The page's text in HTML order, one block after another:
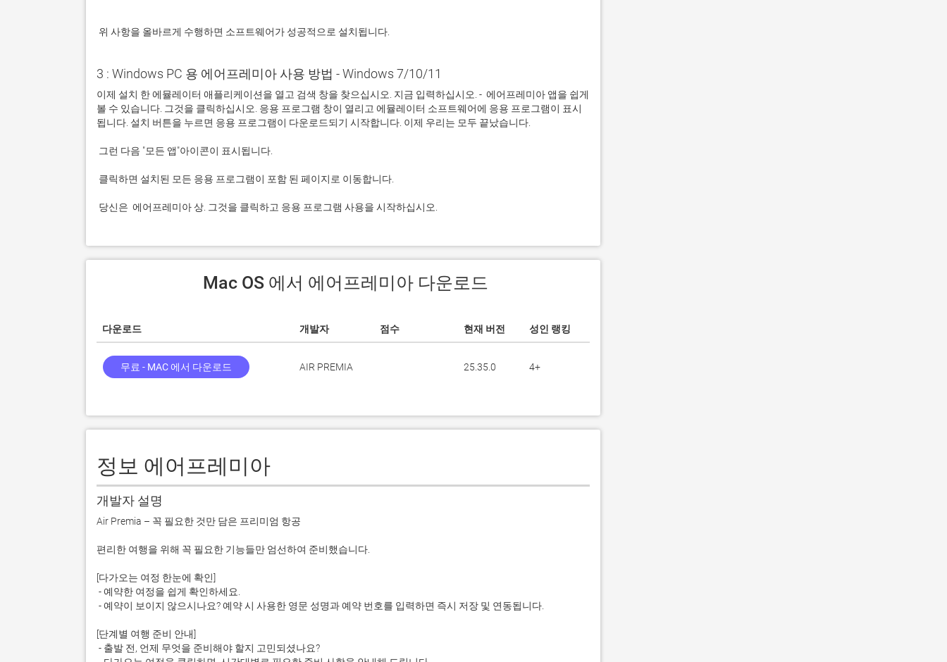
위 사항을 올바르게 수행하면 소프트웨어가 성공적으로 설치됩니다.
3 : Windows PC 용 에어프레미아 사용 방법 - Windows 7/10/11
이제 설치 한 에뮬레이터 애플리케이션을 열고 검색 창을 찾으십시오. 지금 입력하십시오. -  에어프레미아 앱을 쉽게
볼 수 있습니다. 그것을 클릭하십시오. 응용 프로그램 창이 열리고 에뮬레이터 소프트웨어에 응용 프로그램이 표시
당신은  에어프레미아 상. 그것을 클릭하고 응용 프로그램 사용을 시작하십시오.
Mac OS 에서 에어프레미아 다운로드
다운로드 개발자 점수 현재 버전 성인 랭킹
무료 - MAC 에서 다운로드 AIR PREMIA 25.35.0 4+
정보 에어프레미아
개발자 설명
Air Premia – 꼭 필요한 것만 담은 프리미엄 항공
편리한 여행을 위해 꼭 필요한 기능들만 엄선하여 준비했습니다.
[다가오는 여정 한눈에 확인]
[단계별 여행 준비 안내]